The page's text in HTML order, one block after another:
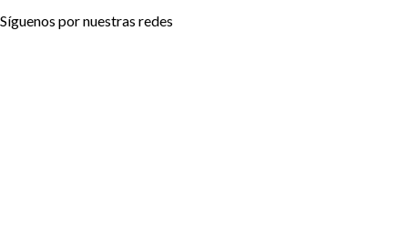
Síguenos por nuestras redes